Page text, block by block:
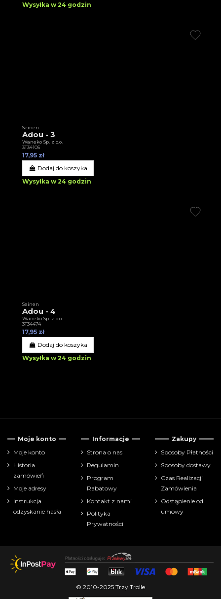
Wysyłka w 24 godzin
Seinen
Adou - 3
Waneko Sp. z o.o.
3T34105
17,95 zł
Dodaj do koszyka
Wysyłka w 24 godzin
Seinen
Adou - 4
Waneko Sp. z o.o.
3T34474
17,95 zł
Dodaj do koszyka
Wysyłka w 24 godzin
Moje konto
Moje konto
Historia
zamówień
Moje adresy
Instrukcja
odzyskanie hasła
Informacje
Strona o nas
Regulamin
Program
Rabatowy
Kontakt z nami
Polityka
Prywatności
Zakupy
Sposoby Płatności
Sposoby dostawy
Czas Realizacji
Zamówienia
Odstąpienie od
umowy
© 2010-2025 Trzy Trolle